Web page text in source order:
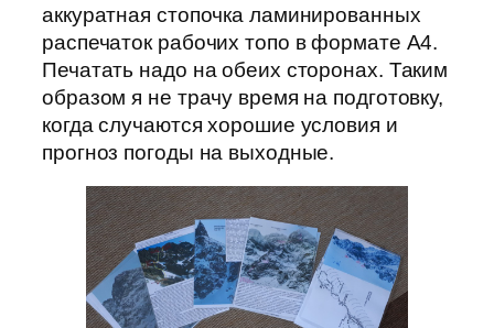
аккуратная стопочка ламинированных
распечаток рабочих топо в формате А4.
Печатать надо на обеих сторонах. Таким
образом я не трачу время на подготовку,
когда случаются хорошие условия и
прогноз погоды на выходные.